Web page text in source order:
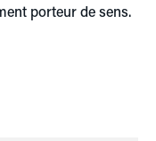
porteur de sens.